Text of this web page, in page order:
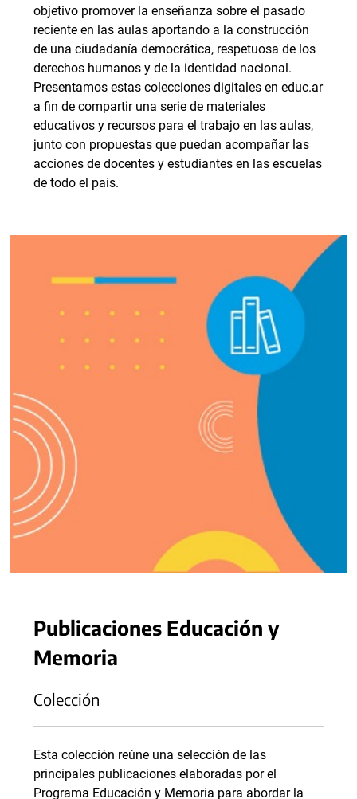
objetivo promover la enseñanza sobre el pasado
reciente en las aulas aportando a la construcción
de una ciudadanía democrática, respetuosa de los
derechos humanos y de la identidad nacional.
Presentamos estas colecciones digitales en educ.ar
a fin de compartir una serie de materiales
educativos y recursos para el trabajo en las aulas,
junto con propuestas que puedan acompañar las
acciones de docentes y estudiantes en las escuelas
de todo el país.
Publicaciones Educación y
Memoria
Colección
Esta colección reúne una selección de las
principales publicaciones elaboradas por el
Programa Educación y Memoria para abordar la